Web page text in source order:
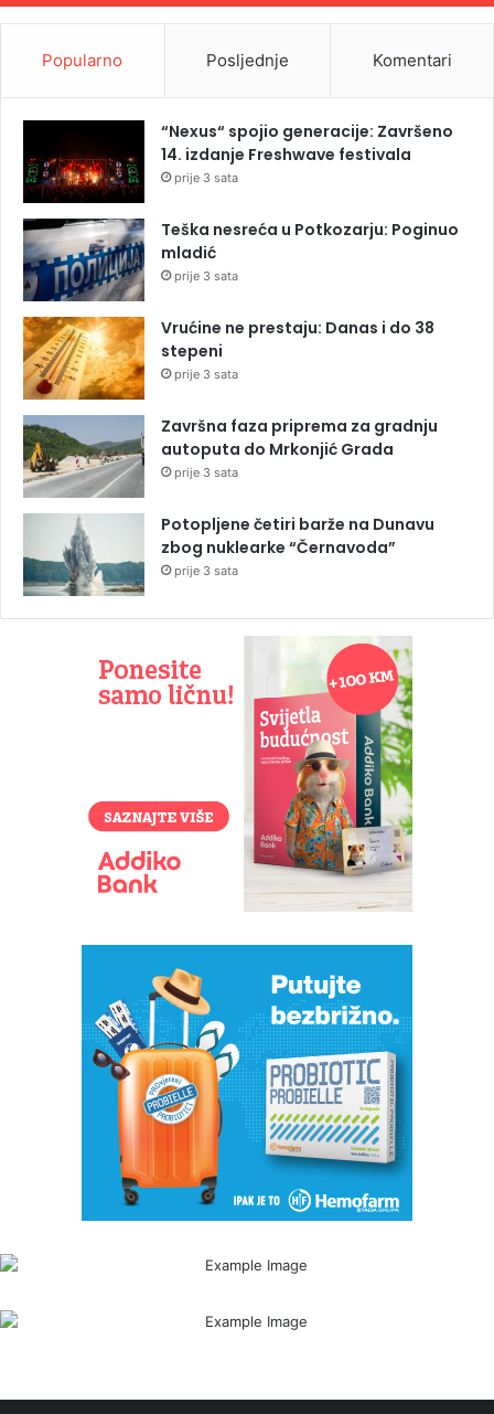
Popularno Posljednje Komentari
“Nexus“ spojio generacije: Završeno
14. izdanje Freshwave festivala
prije 3 sata
Teška nesreća u Potkozarju: Poginuo
mladić
prije 3 sata
Vrućine ne prestaju: Danas i do 38
stepeni
prije 3 sata
Završna faza priprema za gradnju
autoputa do Mrkonjić Grada
prije 3 sata
Potopljene četiri barže na Dunavu
zbog nuklearke “Černavoda”
prije 3 sata